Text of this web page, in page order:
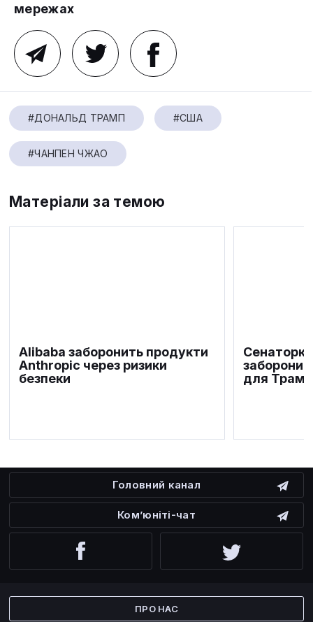
мережах
#ДОНАЛЬД ТРАМП #США
#ЧАНПЕН ЧЖАО
Матеріали за темою
Alibaba заборонить продукти
Anthropic через ризики
безпеки
для
Головний канал
Ком’юніті-чат
ПРО НАС